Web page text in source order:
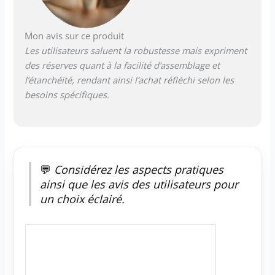
les accessoires nécessaires, y compris
des instructions de montage détaillées.
Assurez-vous de vérifier toutes les
pièces avant le montage. Nous vous
recommandons d'avoir au moins deux
personnes pour l'installation sur une
Mon avis sur ce produit
Les utilisateurs saluent la robustesse mais expriment
des réserves quant à la facilité d’assemblage et
l’étanchéité, rendant ainsi l’achat réfléchi selon les
besoins spécifiques.
💬 Considérez les aspects pratiques
ainsi que les avis des utilisateurs pour
un choix éclairé.